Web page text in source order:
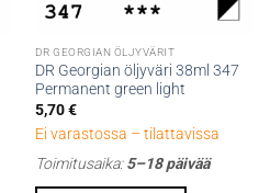
DR GEORGIAN ÖLJYVÄRIT
DR Georgian öljyväri 38ml 347
Permanent green light
5,70€
Ei varastossa – tilattavissa
Toimitusaika:5–18 päivää